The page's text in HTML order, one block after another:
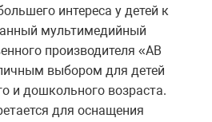
интереса у детей к
мультимедийный
производителя «АВ
выбором для детей
и дошкольного возраста.
для оснащения